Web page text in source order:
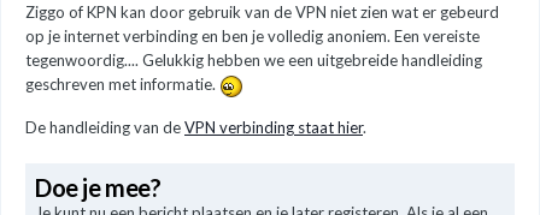
Ziggo of KPN kan door gebruik van de VPN niet zien wat er gebeurd
op je internet verbinding en ben je volledig anoniem. Een vereiste
tegenwoordig.... Gelukkig hebben we een uitgebreide handleiding
geschreven met informatie.
De handleiding van deVPN verbinding staat hier.
Doe je mee?